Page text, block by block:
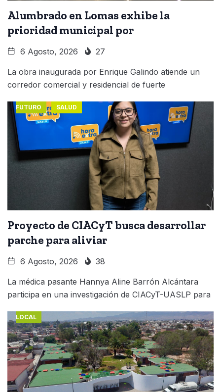
Alumbrado en Lomas exhibe la
prioridad municipal por
6 Agosto, 2026 27
La obra inaugurada por Enrique Galindo atiende un
corredor comercial y residencial de fuerte
FUTURO SALUD
Proyecto de CIACyT busca desarrollar
parche para aliviar
6 Agosto, 2026 38
La médica pasante Hannya Aline Barrón Alcántara
participa en una investigación de CIACyT-UASLP para
LOCAL